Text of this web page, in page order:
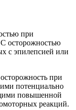
при
осторожностью
с эпилепсией или
при
потенциально
повышенной
реакций.